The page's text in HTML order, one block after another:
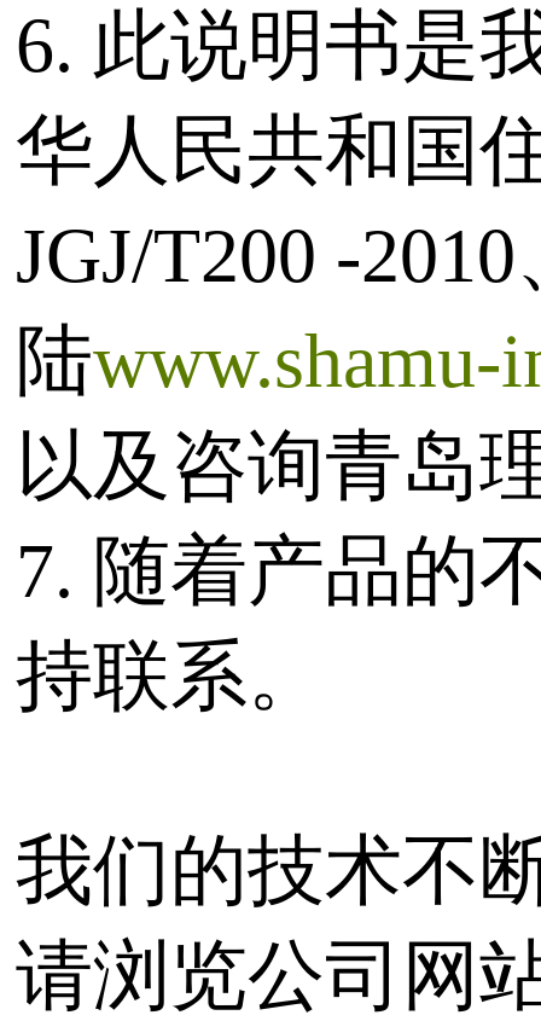
6. 此说明书是
华人民共和国
JGJ/T200 -
陆www.shamu-
以及咨询青岛
7. 随着产品的
持联系。
我们的技术不
请浏览公司网